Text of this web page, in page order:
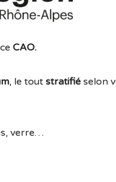
CAO.
, le tout stratifié selon
verre…